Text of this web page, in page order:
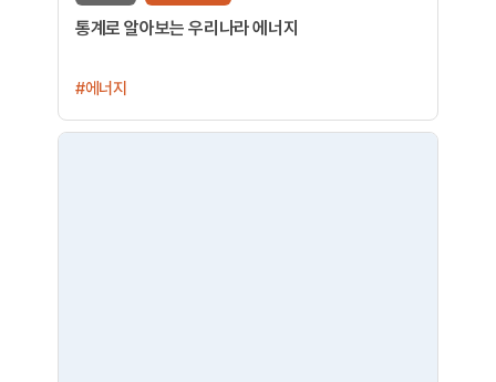
통계로 알아보는 우리나라 에너지
#에너지